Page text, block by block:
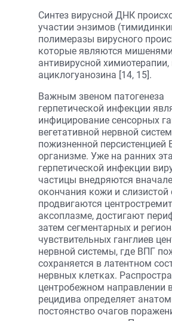
Синтез вирусной ДНК
участии энзимов
полимеразы вирусного
которые являются
антивирусной химиотерапии,
ациклогуанозина [14, 15].
Важным звеном патогенеза
герпетической инфекции
инфицирование сенсорных
вегетативной нервной
пожизненной персистенцией
организме. Уже на ранних
герпетической инфекции
частицы внедряются
окончания кожи и слизистой
продвигаются
аксоплазме, достигают
затем сегментарных и
чувствительных ганглиев
нервной системы, где ВПГ
сохраняется в латентном
нервных клетках.
центробежном направлении
рецидива определяет
постоянство очагов